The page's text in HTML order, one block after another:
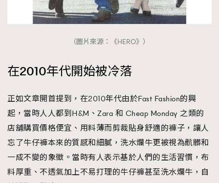
（圖片來源：《HERO》）
在2010年代開始被冷落
正如文章開首提到，在2010年代由於Fast Fashion的興
起，當時人人都到H&M、Zara 和 Cheap Monday 之類的
店舖購買價格便宜、用料薄而剪裁貼身舒適的褲子，讓人
忘了牛仔褲本來的質感和細膩，洗水爛牛更被視為骯髒和
一成不變的象徵。當時有人表示基於人們的生活習慣，布
料厚重、不透氣加上不易打理的牛仔褲甚至洗水爛牛，自